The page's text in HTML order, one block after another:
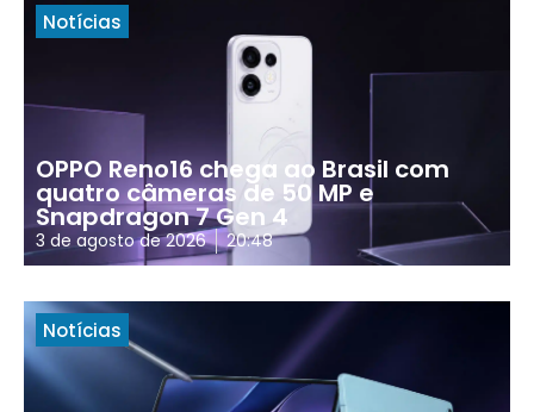
Notícias
OPPO Reno16 chega ao Brasil com
quatro câmeras de 50 MP e
Snapdragon 7 Gen 4
3 de agosto de 2026 20:48
Notícias